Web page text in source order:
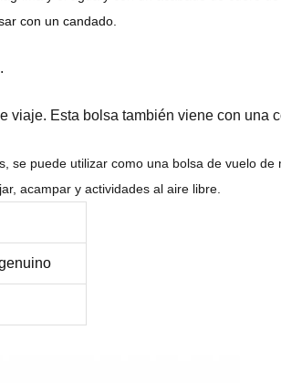
con un candado.
viaje. Esta bolsa también viene con una
se puede utilizar como una bolsa de vuelo de
acampar y actividades al aire libre.